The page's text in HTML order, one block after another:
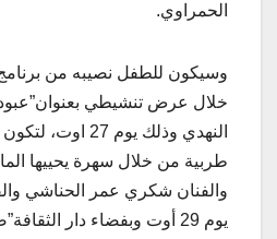
الحمراوي.
وسيكون للطفل نصيبه من
خلال عرض تنشيطي
طربية من خلال سهرة يحييها
والفنان شكري عمر الحناشي
يوم 29 أوت وبفضاء دار